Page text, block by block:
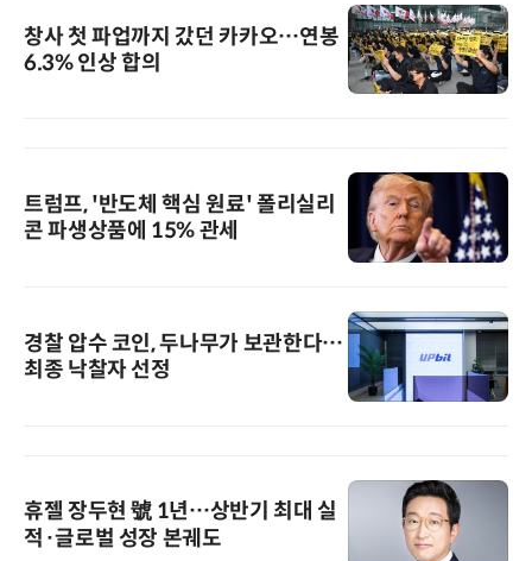
창사 첫 파업까지 갔던 카카오…연봉
6.3% 인상 합의
트럼프, '반도체 핵심 원료' 폴리실리
콘 파생상품에 15% 관세
경찰 압수 코인, 두나무가 보관한다…
최종 낙찰자 선정
휴젤 장두현 號 1년…상반기 최대 실
적·글로벌 성장 본궤도